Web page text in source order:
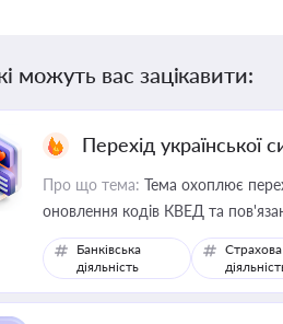
можуть вас зацікавити:
Перехід української
Про що тема: Тема охоплює
оновлення кодів КВЕД та
Банківська
діяльність
Страхова